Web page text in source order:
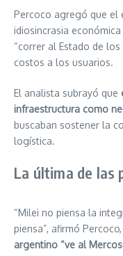
Percoco agregó que el
idiosincrasia
“correr al Estado de
costos a los usuarios.
El analista subrayó que
infraestructura como
buscaban sostener la
logística.
La última de las
“Milei no piensa la
piensa”, afirmó
argentino “ve al